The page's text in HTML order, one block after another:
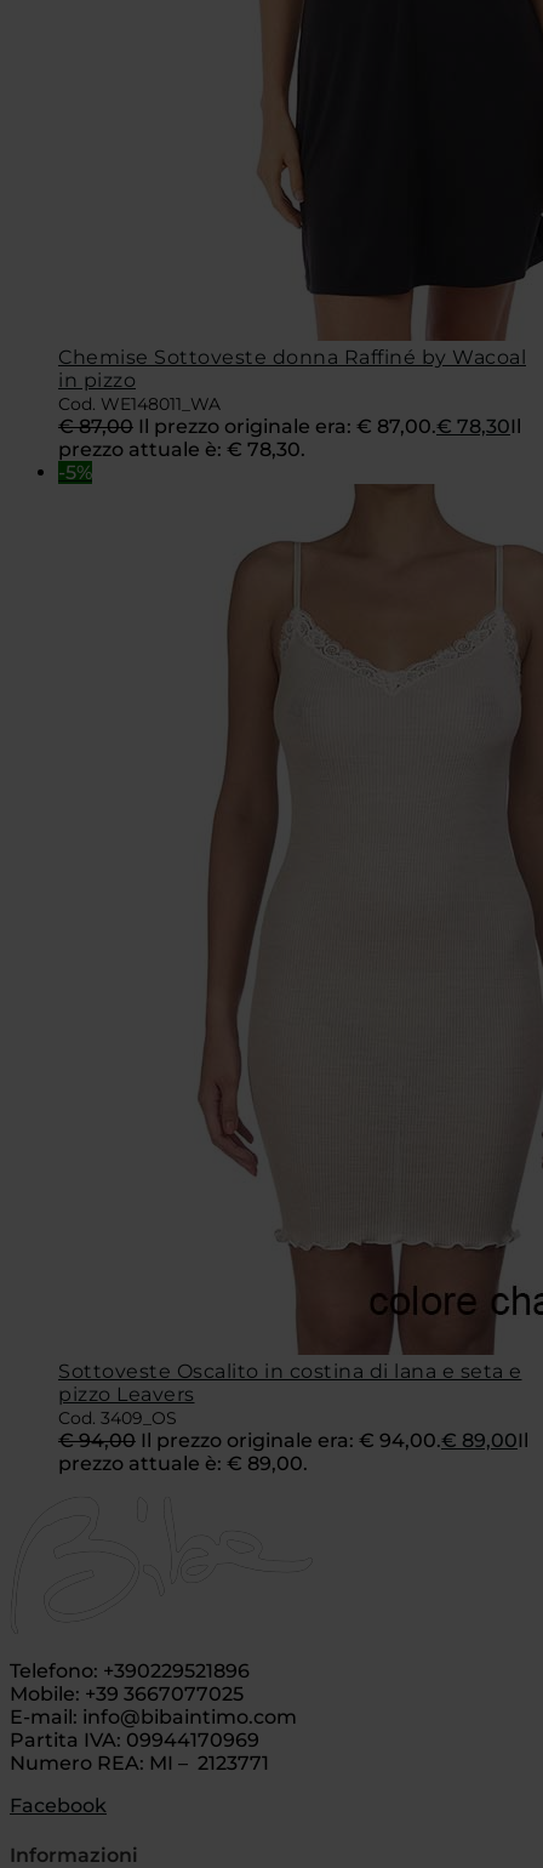
Chemise Sottoveste donna Raffiné by Wacoal
in pizzo
Cod. WE148011_WA
€87,00 Il prezzo originale era: € 87,00.€ 78,30Il
prezzo attuale è: € 78,30.
-5%
Sottoveste Oscalito in costina di lana e seta e
pizzo Leavers
Cod. 3409_OS
€94,00 Il prezzo originale era: € 94,00.€ 89,00Il
prezzo attuale è: € 89,00.
Telefono: +390229521896
Mobile: +39 3667077025
E-mail: info@bibaintimo.com
Partita IVA: 09944170969
Numero REA: MI – 2123771
Facebook
Informazioni